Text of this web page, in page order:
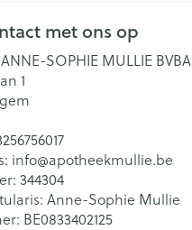
met ons op
SOPHIE MULLIE BVBA
1
info@apotheekmullie.be
344304
Anne-Sophie Mullie
BE0833402125